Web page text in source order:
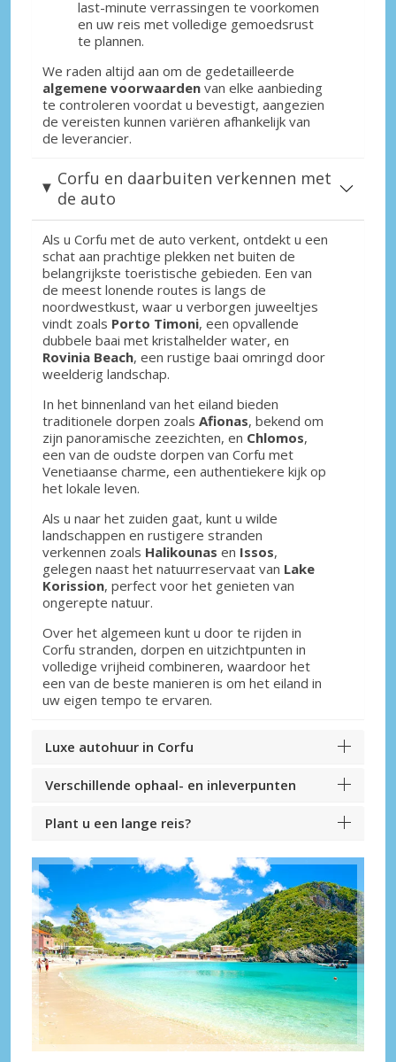
last-minute verrassingen te voorkomen
en uw reis met volledige gemoedsrust
te plannen.
We raden altijd aan om de gedetailleerde
algemene voorwaarden van elke aanbieding
te controleren voordat u bevestigt, aangezien
de vereisten kunnen variëren afhankelijk van
de leverancier.
Corfu en daarbuiten verkennen met
de auto
Als u Corfu met de auto verkent, ontdekt u een
schat aan prachtige plekken net buiten de
belangrijkste toeristische gebieden. Een van
de meest lonende routes is langs de
noordwestkust, waar u verborgen juweeltjes
vindt zoals Porto Timoni, een opvallende
dubbele baai met kristalhelder water, en
Rovinia Beach, een rustige baai omringd door
weelderig landschap.
In het binnenland van het eiland bieden
traditionele dorpen zoals Afionas, bekend om
zijn panoramische zeezichten, en Chlomos,
een van de oudste dorpen van Corfu met
Venetiaanse charme, een authentiekere kijk op
het lokale leven.
Als u naar het zuiden gaat, kunt u wilde
landschappen en rustigere stranden
verkennen zoals Halikounas en Issos,
gelegen naast het natuurreservaat van Lake
Korission, perfect voor het genieten van
ongerepte natuur.
Over het algemeen kunt u door te rijden in
Corfu stranden, dorpen en uitzichtpunten in
volledige vrijheid combineren, waardoor het
een van de beste manieren is om het eiland in
uw eigen tempo te ervaren.
Luxe autohuur in Corfu
Verschillende ophaal- en inleverpunten
Plant u een lange reis?